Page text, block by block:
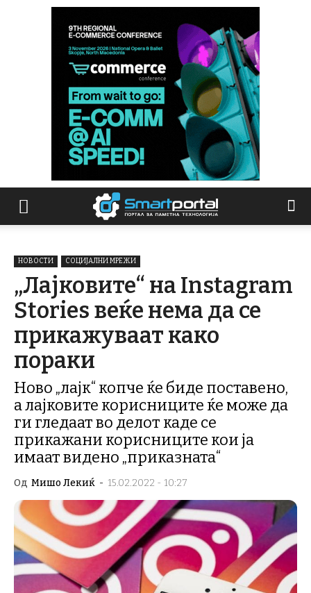
НОВОСТИ СОЦИЈАЛНИ МРЕЖИ
„Лајковите“ на Instagram
Stories веќе нема да се
прикажуваат како
пораки
Ново „лајк“ копче ќе биде поставено,
а лајковите корисниците ќе може да
ги гледаат во делот каде се
прикажани корисниците кои ја
имаат видено „приказната“
Од Мишо Лекиќ - 15.02.2022 - 10:27